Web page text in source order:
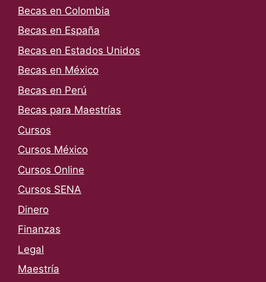
Becas en Colombia
Becas en España
Becas en Estados Unidos
Becas en México
Becas en Perú
Becas para Maestrías
Cursos
Cursos México
Cursos Online
Cursos SENA
Dinero
Finanzas
Legal
Maestría